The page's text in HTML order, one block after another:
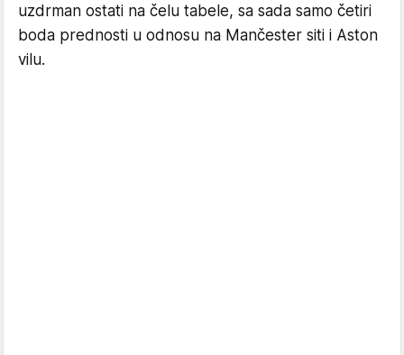
uzdrman ostati na čelu tabele, sa sada samo četiri
boda prednosti u odnosu na Mančester siti i Aston
vilu.